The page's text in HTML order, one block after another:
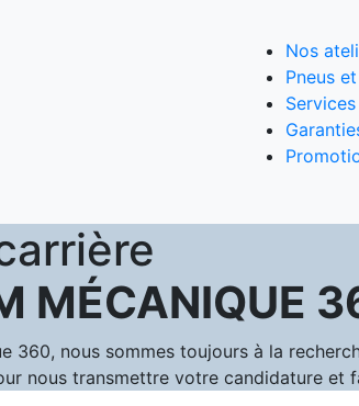
Nos
Pneus
Services
MÉCANIQUE
360, nous sommes toujours à la
nous transmettre votre candidature et